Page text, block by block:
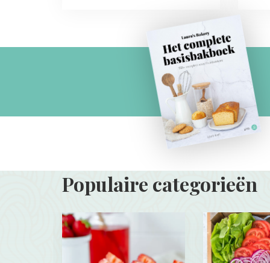
Populaire categorieën
Read
more
Read
more
about